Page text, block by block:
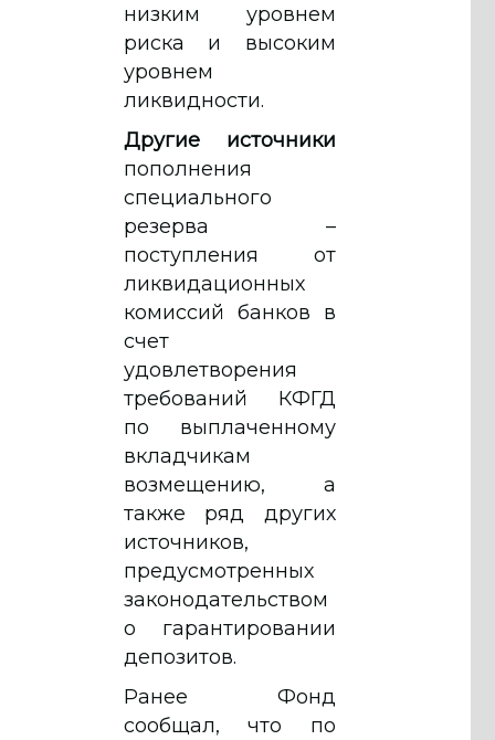
низким уровнем
риска и высоким
уровнем
ликвидности.
Другие источники
пополнения
специального
резерва –
поступления от
ликвидационных
комиссий банков в
счет
удовлетворения
требований КФГД
по выплаченному
вкладчикам
возмещению, а
также ряд других
источников,
предусмотренных
законодательством
о гарантировании
депозитов.
Ранее Фонд
сообщал, что по